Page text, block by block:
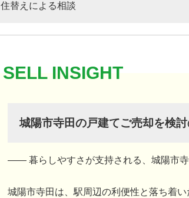
住替えによる相談
城陽市寺田の戸建てご売却を検
―― 暮らしやすさが支持される、城陽市
城陽市寺田は、駅周辺の利便性と落ち着